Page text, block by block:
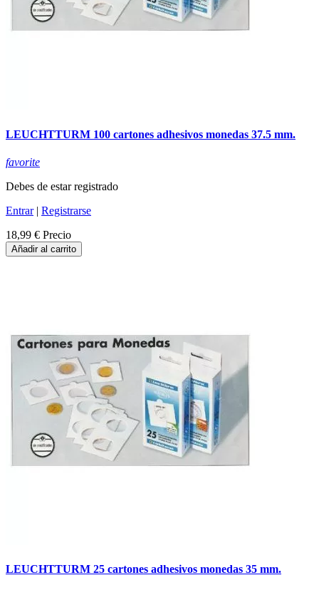
LEUCHTTURM 100 cartones adhesivos monedas 37.5 mm.
favorite
Debes de estar registrado
Entrar| Registrarse
18,99 € Precio
Añadir al carrito
LEUCHTTURM 25 cartones adhesivos monedas 35 mm.